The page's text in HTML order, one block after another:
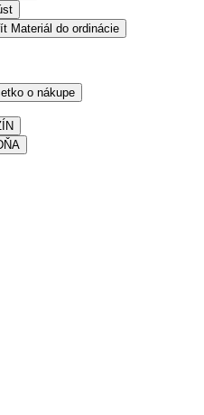
Materiál do ordinácie
o nákupe